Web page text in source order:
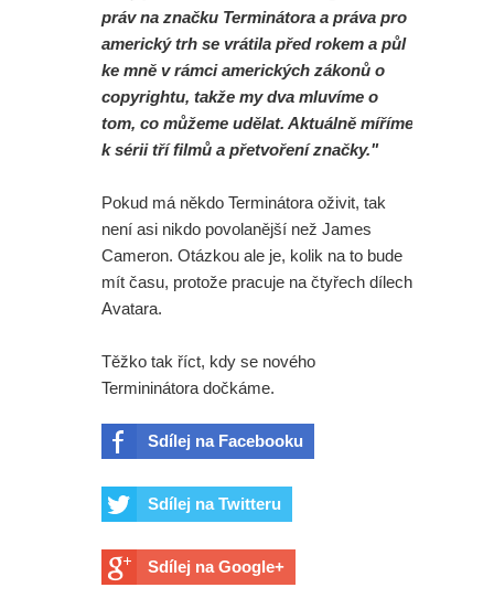
práv na značku Terminátora a práva pro
americký trh se vrátila před rokem a půl
ke mně v rámci amerických zákonů o
copyrightu, takže my dva mluvíme o
tom, co můžeme udělat. Aktuálně míříme
k sérii tří filmů a přetvoření značky."
Pokud má někdo Terminátora oživit, tak
není asi nikdo povolanější než James
Cameron. Otázkou ale je, kolik na to bude
mít času, protože pracuje na čtyřech dílech
Avatara.
Těžko tak říct, kdy se nového
Termininátora dočkáme.
Sdílej na Facebooku
Sdílej na Twitteru
Sdílej na Google+